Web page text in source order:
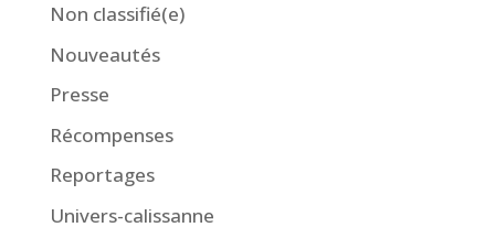
Non classifié(e)
Nouveautés
Presse
Récompenses
Reportages
Univers-calissanne